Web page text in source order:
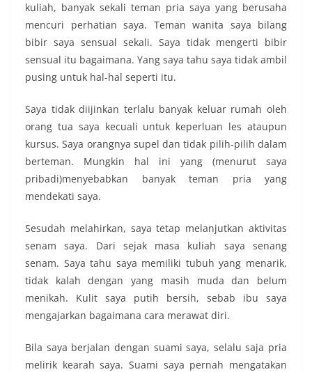
kuliah, banyak sekali teman pria saya yang berusaha
mencuri perhatian saya. Teman wanita saya bilang
bibir saya sensual sekali. Saya tidak mengerti bibir
sensual itu bagaimana. Yang saya tahu saya tidak ambil
pusing untuk hal-hal seperti itu.
Saya tidak diijinkan terlalu banyak keluar rumah oleh
orang tua saya kecuali untuk keperluan les ataupun
kursus. Saya orangnya supel dan tidak pilih-pilih dalam
berteman. Mungkin hal ini yang (menurut saya
pribadi)menyebabkan banyak teman pria yang
mendekati saya.
Sesudah melahirkan, saya tetap melanjutkan aktivitas
senam saya. Dari sejak masa kuliah saya senang
senam. Saya tahu saya memiliki tubuh yang menarik,
tidak kalah dengan yang masih muda dan belum
menikah. Kulit saya putih bersih, sebab ibu saya
mengajarkan bagaimana cara merawat diri.
Bila saya berjalan dengan suami saya, selalu saja pria
melirik kearah saya. Suami saya pernah mengatakan